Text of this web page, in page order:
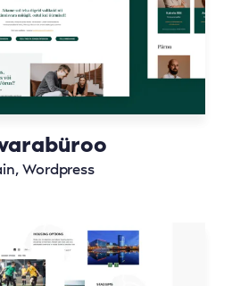
Wordpress